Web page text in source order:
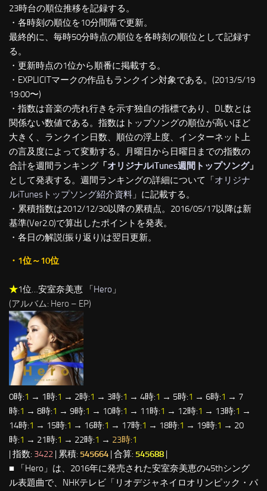
23時台の順位推移を記録する。
・各時刻の順位を10分間隔で更新。
最終的に、毎時50分時点の順位を各時刻の順位として記録す
る。
・更新時点の1位から順番に掲載する。
・EXPLICITマークの作品もランクイン対象である。(2013/5/19
19:00〜)
・指数は音楽の売れ行きを示す独自の指標であり、DL数とは
関係ない数値である。指数はトップソングの順位が高いほど
大きく、ランクイン日数、順位の浮上度、インターネット上
の言及度によって変動する。月曜日から日曜日までの指数の
合計を週間ランキング 「オリジナルiTunes週間トップソング」
として発表する。週間ランキングの詳細について「オリジナ
ルiTunesトップソング紹介資料 」に記載する。
・累積指数は2012/12/30以降の累積点。2016/05/17以降は新
基準(Ver2.0)で算出したポイントを発表。
・各日の解説(振り返り)は翌日更新。
・1位～10位
★1位…安室奈美恵 「Hero 」
(アルバム: Hero – EP)
0時:1 → 1時:1 → 2時:1 → 3時:1 → 4時:1 → 5時:1 → 6時:1 → 7
時:1 → 8時:1 → 9時:1 → 10時:1 → 11時:1 → 12時:1 → 13時:1 →
14時:1 → 15時:1 → 16時:1 → 17時:1 → 18時:1 → 19時:1 → 20
時:1 → 21時:1 → 22時:1 → 23時:1
| 指数: 3422 | 累積: 545664 | 合算: 545688 |
■ 「Hero」は、2016年に発売された安室奈美恵の45thシング
ル表題曲で、NHKテレビ「リオデジャネイロオリンピック・パ